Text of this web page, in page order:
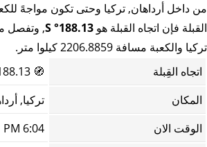
من داخل أرداهان, تركيا وحتى تكون مواجهً
القبلة فإن اتجاه القبلة هو 188.13° S
, وتفصل
تركيا والكعبة مسافة 2206.8859 كيلوا متر.
اتجاه القِبلة
🧭
المكان
تركيا,
الوقت الان
6:04 PM